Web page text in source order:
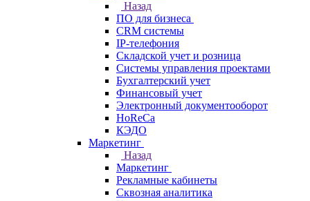
Назад
ПО для бизнеса
CRM системы
IP-телефония
Складской учет и розница
Системы управления проектами
Бухгалтерский учет
Финансовый учет
Электронный документооборот
HoReCa
КЭДО
Маркетинг
Назад
Маркетинг
Рекламные кабинеты
Cквозная аналитика